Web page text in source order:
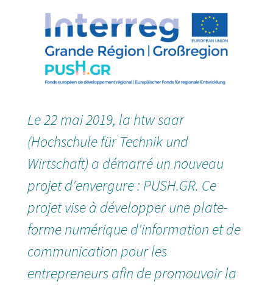
Le 22 mai 2019, la htw saar
(Hochschule für Technik und
Wirtschaft) a démarré un nouveau
projet d'envergure : PUSH.GR. Ce
projet vise à développer une plate-
forme numérique d'information et de
communication pour les
entrepreneurs afin de promouvoir la